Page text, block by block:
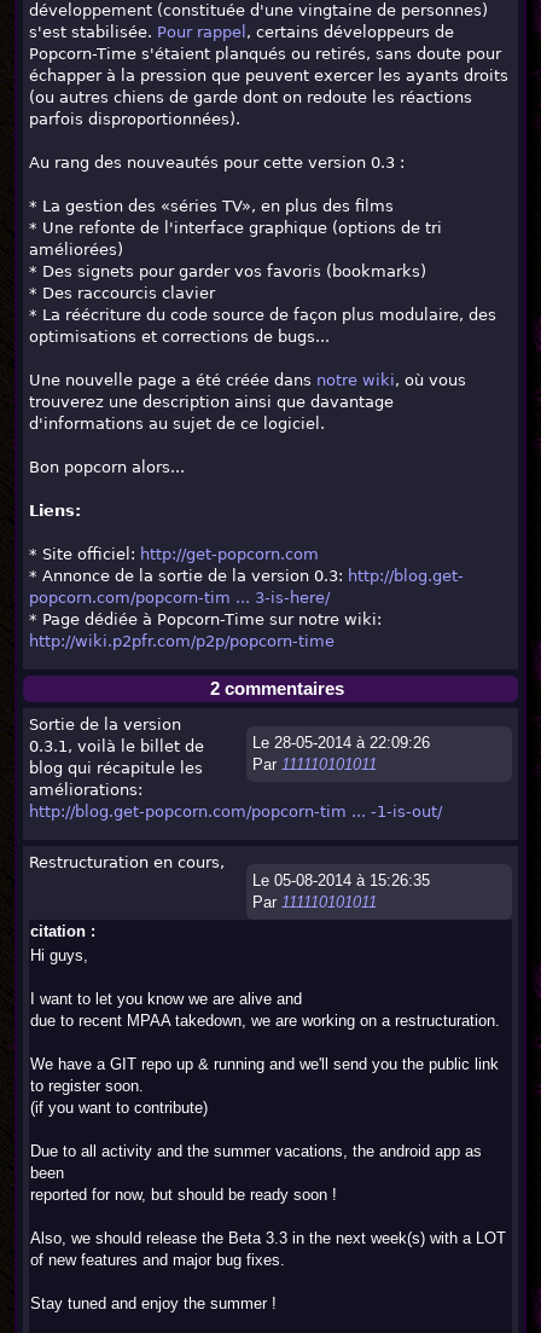
développement (constituée d'une vingtaine de personnes)
s'est stabilisée. Pour rappel , certains développeurs de
Popcorn-Time s'étaient planqués ou retirés, sans doute pour
échapper à la pression que peuvent exercer les ayants droits
(ou autres chiens de garde dont on redoute les réactions
parfois disproportionnées).
Au rang des nouveautés pour cette version 0.3 :
* La gestion des «séries TV», en plus des films
* Une refonte de l'interface graphique (options de tri
améliorées)
* Des signets pour garder vos favoris (bookmarks)
* Des raccourcis clavier
* La réécriture du code source de façon plus modulaire, des
optimisations et corrections de bugs...
Une nouvelle page a été créée dans notre wiki, où vous
trouverez une description ainsi que davantage
d'informations au sujet de ce logiciel.
Bon popcorn alors...
Liens:
* Site officiel: http://get-popcorn.com
* Annonce de la sortie de la version 0.3: http://blog.get-
popcorn.com/popcorn-tim ... 3-is-here/
* Page dédiée à Popcorn-Time sur notre wiki:
http://wiki.p2pfr.com/p2p/popcorn-time
2 commentaires
Le 28-05-2014 à 22:09:26
Par 111110101011
Sortie de la version
0.3.1, voilà le billet de
blog qui récapitule les
améliorations:
http://blog.get-popcorn.com/popcorn-tim ... -1-is-out/
Le 05-08-2014 à 15:26:35
Par 111110101011
Restructuration en cours,
citation :
Hi guys,
I want to let you know we are alive and
due to recent MPAA takedown, we are working on a restructuration.
We have a GIT repo up & running and we'll send you the public link
to register soon.
(if you want to contribute)
Due to all activity and the summer vacations, the android app as
been
reported for now, but should be ready soon !
Also, we should release the Beta 3.3 in the next week(s) with a LOT
of new features and major bug fixes.
Stay tuned and enjoy the summer !